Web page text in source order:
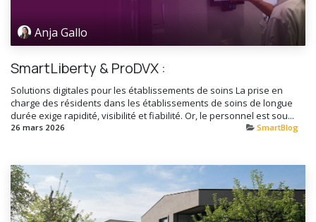
Anja Gallo
SmartLiberty & ProDVX :
Solutions digitales pour les établissements de soins La prise en
charge des résidents dans les établissements de soins de longue
durée exige rapidité, visibilité et fiabilité. Or, le personnel est sou...
26 mars 2026 SmartBlog